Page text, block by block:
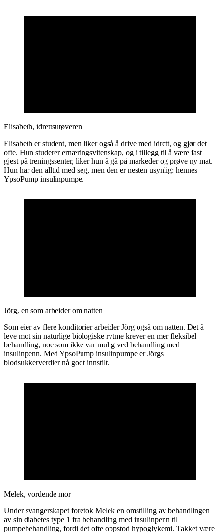
Elisabeth, idrettsutøveren
Elisabeth er student, men liker også å drive med idrett, og gjør det
ofte. Hun studerer ernæringsvitenskap, og i tillegg til å være fast
gjest på treningssenter, liker hun å gå på markeder og prøve ny mat.
Hun har den alltid med seg, men den er nesten usynlig: hennes
YpsoPump insulinpumpe.
Jörg, en som arbeider om natten
Som eier av flere konditorier arbeider Jörg også om natten. Det å
leve mot sin naturlige biologiske rytme krever en mer fleksibel
behandling, noe som ikke var mulig ved behandling med
insulinpenn. Med YpsoPump insulinpumpe er Jörgs
blodsukkerverdier nå godt innstilt.
Melek, vordende mor
Under svangerskapet foretok Melek en omstilling av behandlingen
av sin diabetes type 1 fra behandling med insulinpenn til
pumpebehandling, fordi det ofte oppstod hypoglykemi. Takket være